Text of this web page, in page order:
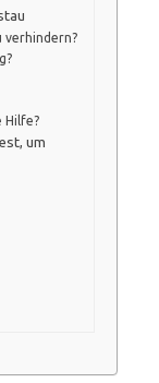
verhindern?
Hilfe?
um